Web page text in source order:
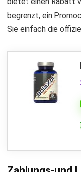
begrenzt, ein
Sie einfach die